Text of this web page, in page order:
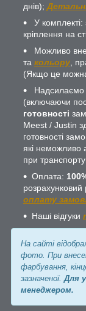
днів);
У
кріплення на
Можливо
та кольору ,
(Якщо це можна
Надсилаємо
(включаючи
готовності
Meest / Justin
готовності
які неможливо
при
Оплата:
оплату
Наші відгуки
На сайті
фото. При
фарбування,
зазначеної. Для
менеджером.